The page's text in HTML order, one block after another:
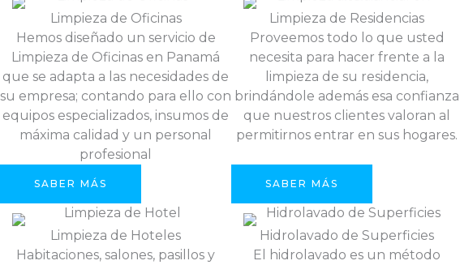
Limpieza de Oficinas
Hemos diseñado un servicio de
Limpieza de Oficinas en Panamá
que se adapta a las necesidades de
su empresa; contando para ello con
equipos especializados, insumos de
máxima calidad y un personal
profesional
SABER MÁS
Limpieza de Residencias
Proveemos todo lo que usted
necesita para hacer frente a la
limpieza de su residencia,
brindándole además esa confianza
que nuestros clientes valoran al
permitirnos entrar en sus hogares.
SABER MÁS
Limpieza de Hoteles
Habitaciones, salones, pasillos y
Hidrolavado de Superficies
El hidrolavado es un método